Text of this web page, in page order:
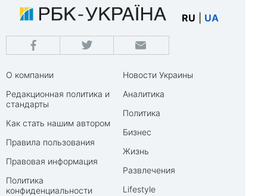
RU UA
О компании
Редакционная политика и
стандарты
Как стать нашим автором
Правила пользования
Правовая информация
Политика
конфиденциальности
Новости Украины
Аналитика
Политика
Бизнес
Жизнь
Развлечения
Lifestyle